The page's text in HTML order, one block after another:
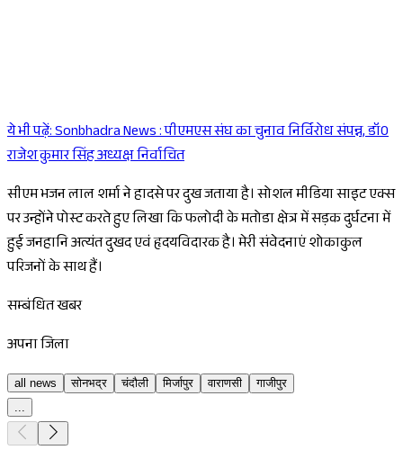
Sponsored
ये भी पढ़ें:Sonbhadra News : पीएमएस संघ का चुनाव निर्विरोध संपन्न, डॉ0
राजेश कुमार सिंह अध्यक्ष निर्वाचित
सीएम भजन लाल शर्मा ने हादसे पर दुख जताया है। सोशल मीडिया साइट एक्स
पर उन्होंने पोस्ट करते हुए लिखा कि फलोदी के मतोडा क्षेत्र में सड़क दुर्घटना में
हुई जनहानि अत्यंत दुखद एवं हृदयविदारक है। मेरी संवेदनाएं शोकाकुल
परिजनों के साथ हैं।
सम्बंधित खबर
अपना जिला
all news सोनभद्र चंदौली मिर्जापुर वाराणसी
गाजीपुर
...